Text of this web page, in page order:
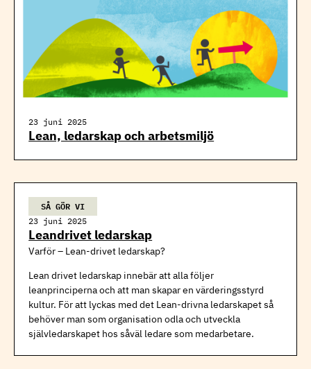
23 juni 2025
Lean, ledarskap och arbetsmiljö
SÅ GÖR VI
23 juni 2025
Leandrivet ledarskap
Varför – Lean-drivet ledarskap?
Lean drivet ledarskap innebär att alla följer
leanprinciperna och att man skapar en värderingsstyrd
kultur. För att lyckas med det Lean-drivna ledarskapet så
behöver man som organisation odla och utveckla
självledarskapet hos såväl ledare som medarbetare.